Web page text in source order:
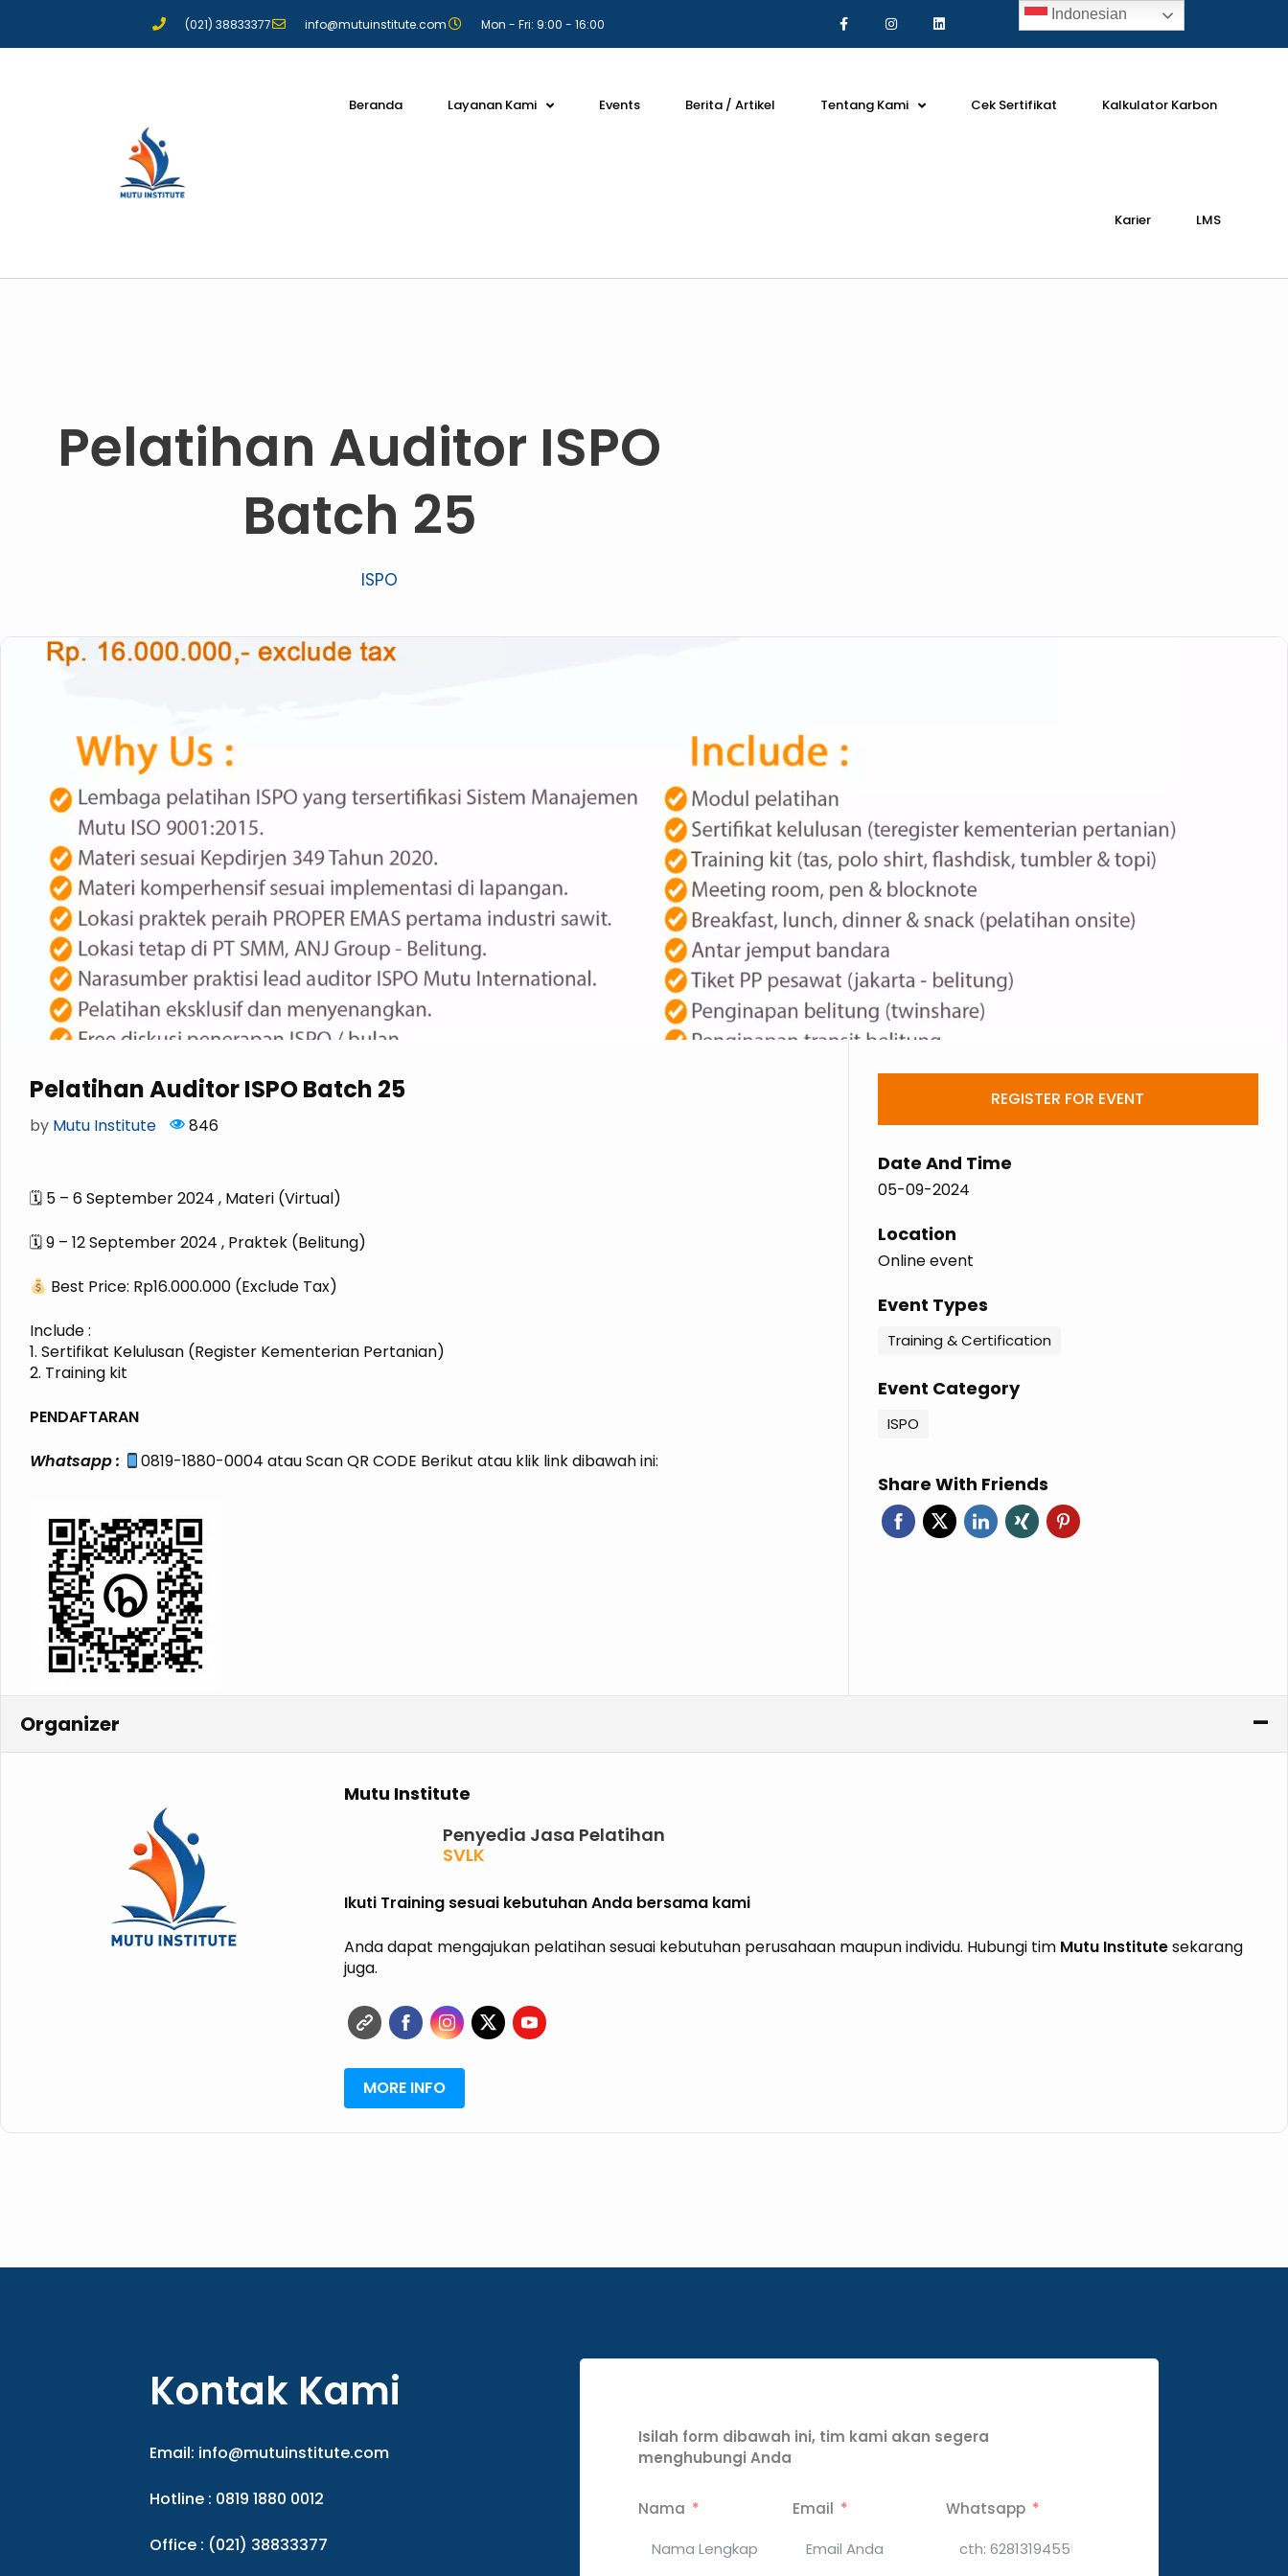
(021) 38833377 info@mutuinstitute.com Mon - Fri: 9:00 - 16:00
Beranda Layanan Kami Events Berita / Artikel Tentang Kami Cek Sertifikat Kalkulator Karbon
Karier LMS
Pelatihan Auditor ISPO
Batch 25
ISPO
Pelatihan Auditor ISPO Batch 25
by Mutu Institute 846
🗓 5 – 6 September 2024 , Materi (Virtual)
🗓 9 – 12 September 2024 , Praktek (Belitung)
Best Price: Rp16.000.000 (Exclude Tax)
Include :
1. Sertifikat Kelulusan (Register Kementerian Pertanian)
2. Training kit
PENDAFTARAN
Whatsapp :
0819-1880-0004 atau Scan QR CODE Berikut atau klik link dibawah ini:
REGISTER FOR EVENT
Date And Time
05-09-2024
Location
Online event
Event Types
Training & Certification
Event Category
ISPO
Share With Friends
Organizer
Mutu Institute
Penyedia Jasa Pelatihan
SVLK
P2K3
P3K
K3 KIMIA
K3 MIGAS
GRK
ISPO
Ikuti Training sesuai kebutuhan Anda bersama kami
Anda dapat mengajukan pelatihan sesuai kebutuhan perusahaan maupun individu. Hubungi tim Mutu Institutesekarang
juga.
MORE INFO
Kontak Kami
Email: info@mutuinstitute.com
Hotline : 0819 1880 0012
Office : (021) 38833377
Isilah form dibawah ini, tim kami akan segera
menghubungi Anda
Nama Email Whatsapp
Indonesian